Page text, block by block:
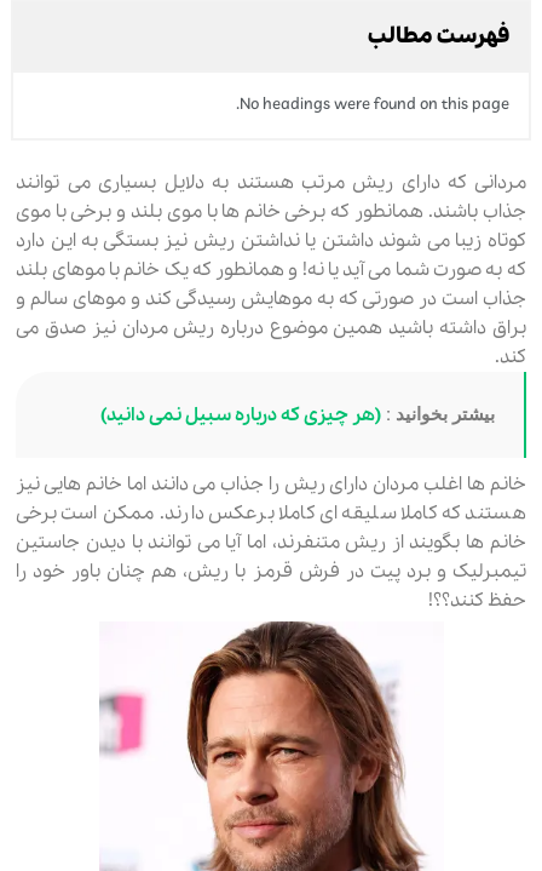
فهرست مطالب
No headings were found on this page.
مردانی که دارای ریش مرتب هستند به دلایل بسیاری می توانند
جذاب باشند. همانطور که برخی خانم ها با موی بلند و برخی با موی
کوتاه زیبا می شوند داشتن یا نداشتن ریش نیز بستگی به این دارد
که به صورت شما می آید یا نه! و همانطور که یک خانم با موهای بلند
جذاب است در صورتی که به موهایش رسیدگی کند و موهای سالم و
براق داشته باشید همین موضوع درباره ریش مردان نیز صدق می
کند.
بیشتر بخوانید :(هر چیزی که درباره سبیل نمی دانید)
خانم ها اغلب مردان دارای ریش را جذاب می دانند اما خانم هایی نیز
هستند که کاملا سلیقه ای کاملا برعکس دارند. ممکن است برخی
خانم ها بگویند از ریش متنفرند، اما آیا می توانند با دیدن جاستین
تیمبرلیک و برد پیت در فرش قرمز با ریش، هم چنان باور خود را
حفظ کنند؟؟!